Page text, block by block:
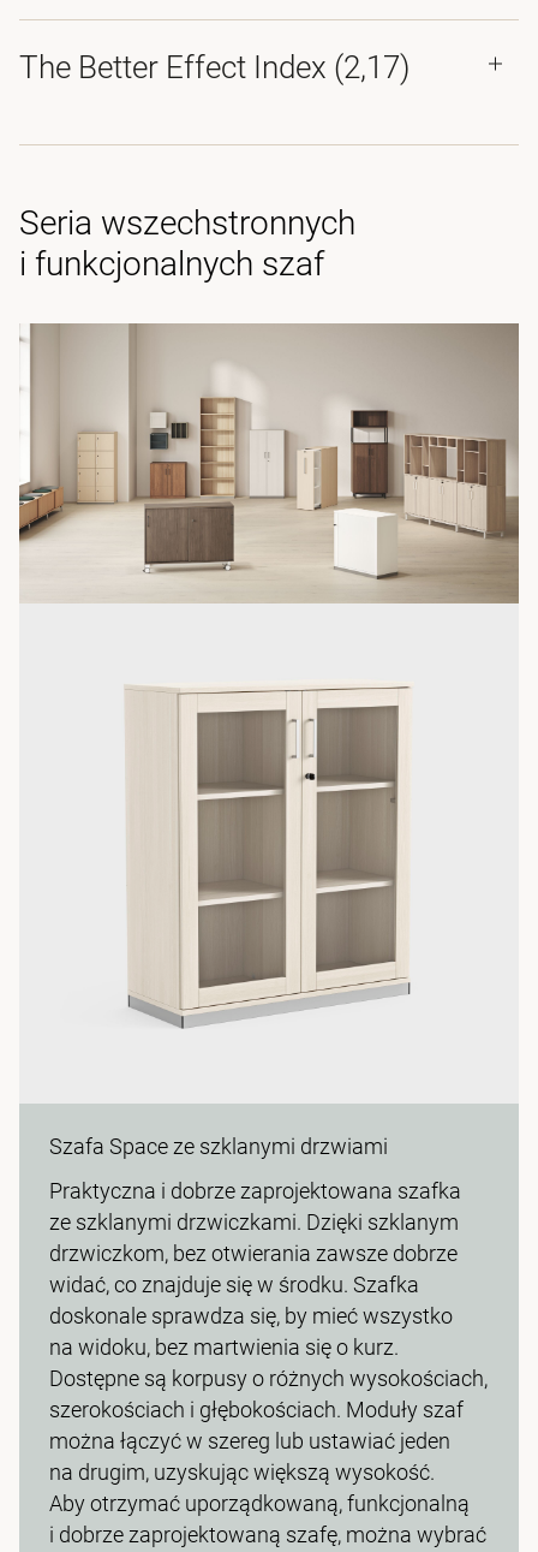
The Better Effect Index (2,17)
Seria wszechstronnych
i funkcjonalnych szaf
Szafa Space ze szklanymi drzwiami
Praktyczna i dobrze zaprojektowana szafka
ze szklanymi drzwiczkami. Dzięki szklanym
drzwiczkom, bez otwierania zawsze dobrze
widać, co znajduje się w środku. Szafka
doskonale sprawdza się, by mieć wszystko
na widoku, bez martwienia się o kurz.
Dostępne są korpusy o różnych wysokościach,
szerokościach i głębokościach. Moduły szaf
można łączyć w szereg lub ustawiać jeden
na drugim, uzyskując większą wysokość.
Aby otrzymać uporządkowaną, funkcjonalną
i dobrze zaprojektowaną szafę, można wybrać